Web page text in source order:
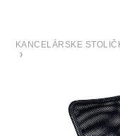
KANCELÁRSKE